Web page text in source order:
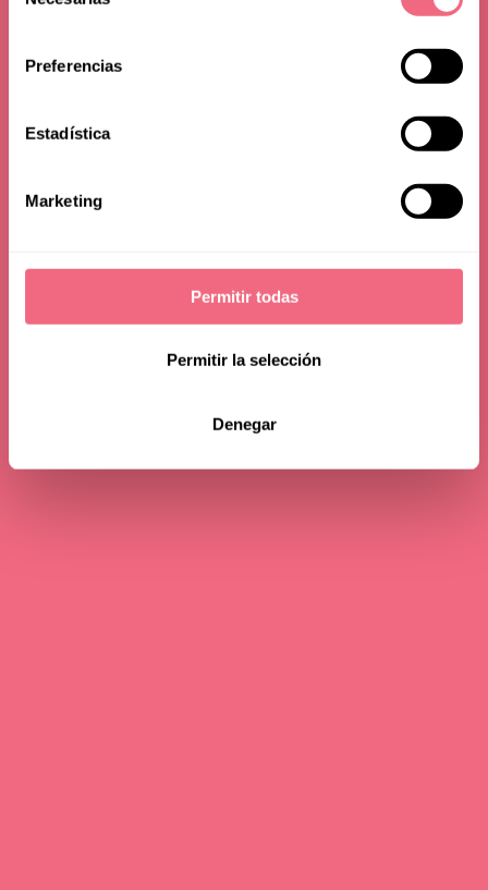
Preferencias
Estadística
Marketing
Permitir todas
Permitir la selección
Denegar
JAWContour®
Dr. Daniel Simon